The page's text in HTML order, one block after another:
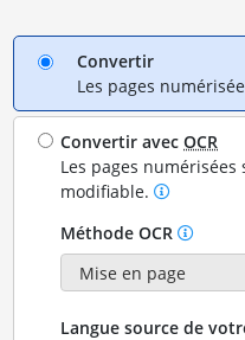
Convertir
Les pages
Convertir avecOCR
Les pages
modifiable.
Méthode OCR
Langue source de